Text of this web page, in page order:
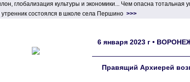
глобализация культуры и экономики... Чем опасна тотальная
состоялся в школе села Першино >>>
6 января 2023 г •
Правящий Архиерей